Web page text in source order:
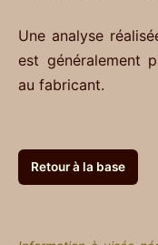
Une analyse
est généralement
au fabricant.
Retour à la base